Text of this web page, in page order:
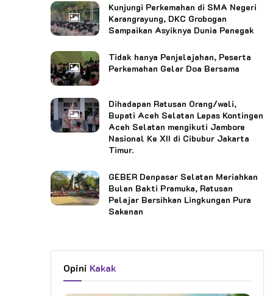
Kunjungi Perkemahan di SMA Negeri
Karangrayung, DKC Grobogan
Sampaikan Asyiknya Dunia Penegak
Tidak hanya Penjelajahan, Peserta
Perkemahan Gelar Doa Bersama
Dihadapan Ratusan Orang/wali,
Bupati Aceh Selatan Lepas Kontingen
Aceh Selatan mengikuti Jambore
Nasional Ke XII di Cibubur Jakarta
Timur.
GEBER Denpasar Selatan Meriahkan
Bulan Bakti Pramuka, Ratusan
Pelajar Bersihkan Lingkungan Pura
Sakenan
Opini Kakak